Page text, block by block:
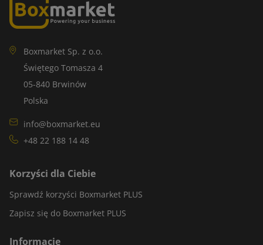
Boxmarket Sp. z o.o.
Świętego Tomasza 4
05-840 Brwinów
Polska
info@boxmarket.eu
+48 22 188 14 48
Korzyści dla Ciebie
Sprawdź korzyści Boxmarket PLUS
Zapisz się do Boxmarket PLUS
Informacje